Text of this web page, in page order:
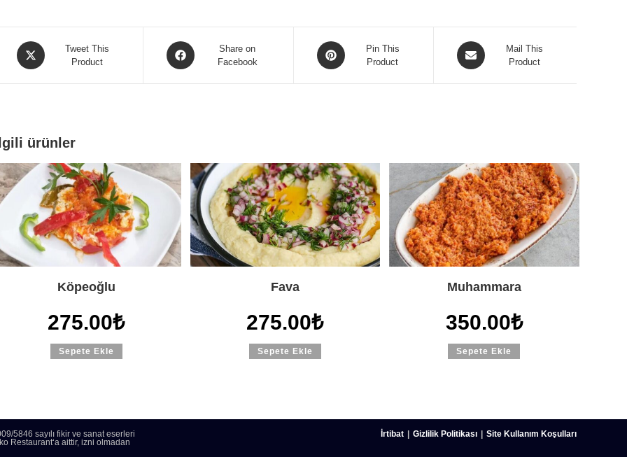
Opens
in
Tweet This
Product
Opens
in
Share on
Facebook
Opens
in
Pin This
Product
Opens
in
Mail This
Product
ürünler
Köpeoğlu
275.00₺
Sepete Ekle
Fava
275.00₺
Sepete Ekle
Muhammara
350.00₺
Sepete Ekle
İrtibat Gizlilik Politikası Site Kullanım Koşulları
5846 sayılı fikir ve sanat eserleri
Restaurant‘a aittir, izni olmadan